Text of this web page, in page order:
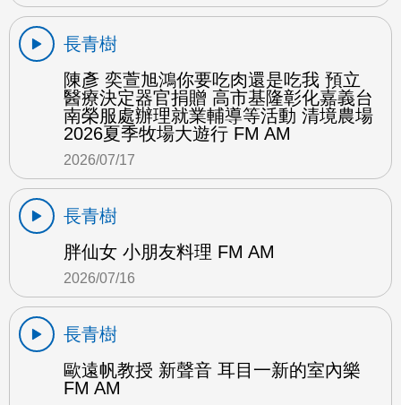
長青樹
陳彥 奕萱旭鴻你要吃肉還是吃我 預立
醫療決定器官捐贈 高市基隆彰化嘉義台
南榮服處辦理就業輔導等活動 清境農場
2026夏季牧場大遊行 FM AM
2026/07/17
長青樹
胖仙女 小朋友料理 FM AM
2026/07/16
長青樹
歐遠帆教授 新聲音 耳目一新的室內樂
FM AM